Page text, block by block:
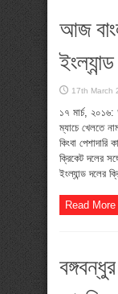
আজ
ইংল্যান্ড
17th March
১৭ মার্চ, ২০১৬:
ম্যাচে খেলতে
কিংবা
ক্রিকেট দলের
ইংল্যান্ড দলের
Read More